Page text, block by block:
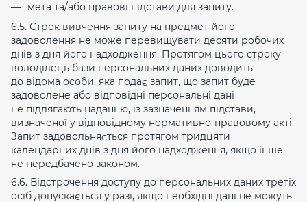
мета та/або правові підстави для запиту.
6.5. Строк вивчення запиту на предмет його
задоволення не може перевищувати десяти робочих
днів з дня його надходження. Протягом цього строку
володілець бази персональних даних доводить
до відома особи, яка подає запит, що запит буде
задоволене або відповідні персональні дані
не підлягають наданню, із зазначенням підстави,
визначеної у відповідному нормативно-правовому акті.
Запит задовольняється протягом тридцяти
календарних днів з дня його надходження, якщо інше
не передбачено законом.
6.6. Відстрочення доступу до персональних даних третіх
осіб допускається у разі, якщо необхідні дані не можуть